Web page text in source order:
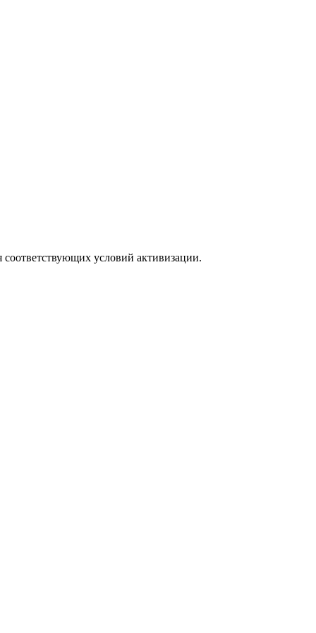
условий активизации.